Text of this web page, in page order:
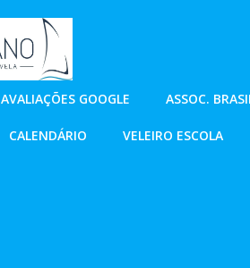
AVALIAÇÕES GOOGLE ASSOC.
CALENDÁRIO VELEIRO ESCOLA